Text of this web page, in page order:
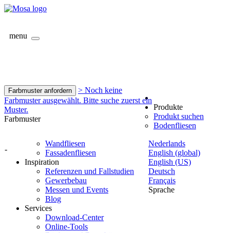
menu
Farbmuster anfordern
> Noch keine
Farbmuster ausgewählt. Bitte suche zuerst ein
Muster.
Farbmuster
-
Nederlands
English (global)
English (US)
Deutsch
Français
Sprache
Produkte
Produkt suchen
Bodenfliesen
Wandfliesen
Fassadenfliesen
Inspiration
Referenzen und Fallstudien
Gewerbebau
Messen und Events
Blog
Services
Download-Center
Online-Tools